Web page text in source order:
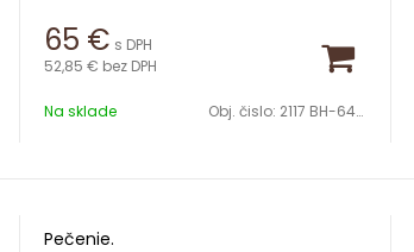
65 € s DPH
52,85 € bez DPH
Na sklade Obj. čislo: 2117 BH-6493
Pečenie.